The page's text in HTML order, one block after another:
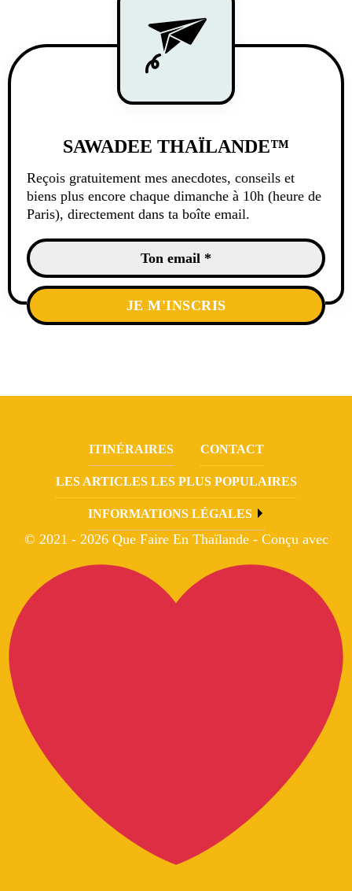
SAWADEE THAÏLANDE™
Reçois gratuitement mes anecdotes, conseils et
biens plus encore chaque dimanche à 10h (heure de
Paris), directement dans ta boîte email.
ITINÉRAIRES CONTACT
LES ARTICLES LES PLUS POPULAIRES
INFORMATIONS LÉGALES
© 2021 - 2026 Que Faire En Thaïlande - Conçu avec